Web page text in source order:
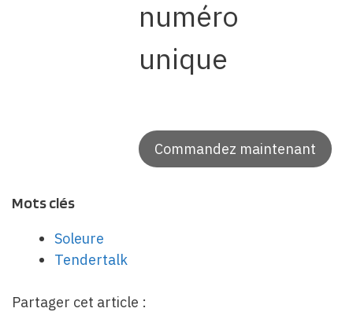
numéro
unique
Commandez maintenant
Mots clés
Soleure
Tendertalk
Partager cet article :